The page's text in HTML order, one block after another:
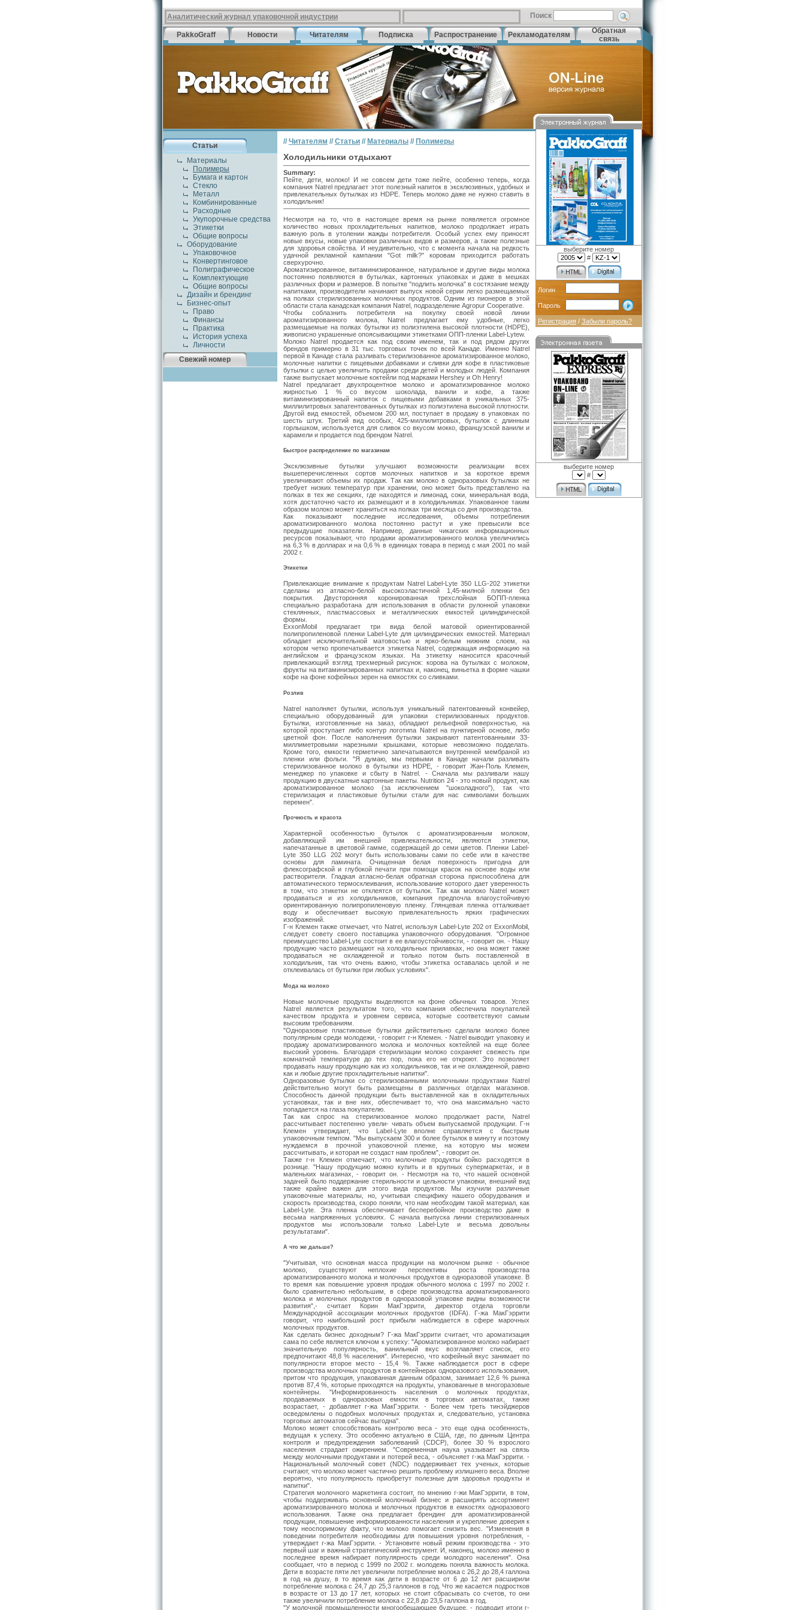
Аналитический журнал упаковочной индустрии Поиск
PakkoGraff Новости Читателям Подписка Распространение Рекламодателям
Обратная
связь
Статьи
Материалы
Полимеры
Бумага и картон
Стекло
Металл
Комбинированные
Расходные
Укупорочные средства
Этикетки
Общие вопросы
Оборудование
Упаковочное
Конвертинговое
Полиграфическое
Комплектующие
Общие вопросы
Дизайн и брендинг
Бизнес-опыт
Право
Финансы
Практика
История успеха
Личности
Свежий номер
// Читателям // Статьи // Материалы // Полимеры
Холодильники отдыхают
Summary:
Пейте, дети, молоко! И не совсем дети тоже пейте, особенно теперь, когда
компания Natrel предлагает этот полезный напиток в эксклюзивных, удобных и
привлекательных бутылках из HDPE. Теперь молоко даже не нужно ставить в
холодильник!
Несмотря на то, что в настоящее время на рынке появляется огромное
количество новых прохладительных напитков, молоко продолжает играть
важную роль в утолении жажды потребителя. Особый успех ему приносят
новые вкусы, новые упаковки различных видов и размеров, а также полезные
для здоровья свойства. И неудивительно, что с момента начала на редкость
удачной рекламной кампании "Got milk?" коровам приходится работать
сверхурочно.
Ароматизированное, витаминизированное, натуральное и другие виды молока
постоянно появляются в бутылках, картонных упаковках и даже в мешках
различных форм и размеров. В попытке "подлить молочка" в состязание между
напитками, производители начинают выпуск новой серии легко размещаемых
на полках стерилизованных молочных продуктов. Одним из пионеров в этой
области стала канадская компания Natrel, подразделение Agropur Cooperative.
Чтобы соблазнить потребителя на покупку своей новой линии
ароматизированного молока, Natrel предлагает ему удобные, легко
размещаемые на полках бутылки из полиэтилена высокой плотности (HDPE),
живописно украшенные опоясывающими этикетками ОПП-пленки Label-Lytew.
Молоко Natrel продается как под своим именем, так и под рядом других
брендов примерно в 31 тыс. торговых точек по всей Канаде. Именно Natrel
первой в Канаде стала разливать стерилизованное ароматизированное молоко,
молочные напитки с пищевыми добавками и сливки для кофе в пластиковые
бутылки с целью увеличить продажи среди детей и молодых людей. Компания
также выпускает молочные коктейли под марками Hershey и Oh Henry!
Natrel предлагает двухпроцентное молоко и ароматизированное молоко
жирностью 1 % со вкусом шоколада, ванили и кофе, а также
витаминизированный напиток с пищевыми добавками в уникальных 375-
миллилитровых запатентованных бутылках из полиэтилена высокой плотности.
Другой вид емкостей, объемом 200 мл, поступает в продажу в упаковках по
шесть штук. Третий вид особых, 425-миллилитровых, бутылок с длинным
горлышком, используется для сливок со вкусом мокко, французской ванили и
карамели и продается под брендом Natrel.
Быстрое распределение по магазинам
Эксклюзивные бутылки улучшают возможности реализации всех
вышеперечисленных сортов молочных напитков и за короткое время
увеличивают объемы их продаж. Так как молоко в одноразовых бутылках не
требует низких температур при хранении, оно может быть представлено на
полках в тех же секциях, где находятся и лимонад, соки, минеральная вода,
хотя достаточно часто их размещают и в холодильниках. Упакованное таким
образом молоко может храниться на полках три месяца со дня производства.
Как показывают последние исследования, объемы потребления
ароматизированного молока постоянно растут и уже превысили все
предыдущие показатели. Например, данные чикагских информационных
ресурсов показывают, что продажи ароматизированного молока увеличились
на 6,3 % в долларах и на 0,6 % в единицах товара в период с мая 2001 по май
2002 г.
Этикетки
Привлекающие внимание к продуктам Natrel Label-Lyte 350 LLG-202 этикетки
сделаны из атласно-белой высокоэластичной 1,45-милной пленки без
покрытия. Двусторонняя коронированная трехслойная БОПП-пленка
специально разработана для использования в области рулонной упаковки
стеклянных, пластмассовых и металлических емкостей цилиндрической
формы.
ExxonMobil предлагает три вида белой матовой ориентированной
полипропиленовой пленки Label-Lyte для цилиндрических емкостей. Материал
обладает исключительной матовостью и ярко-белым нижним слоем, на
котором четко пропечатывается этикетка Natrel, содержащая информацию на
английском и французском языках. На этикетку наносится красочный
привлекающий взгляд трехмерный рисунок: корова на бутылках с молоком,
фрукты на витаминизированных напитках и, наконец, виньетка в форме чашки
кофе на фоне кофейных зерен на емкостях со сливками.
Розлив
Natrel наполняет бутылки, используя уникальный патентованный конвейер,
специально оборудованный для упаковки стерилизованных продуктов.
Бутылки, изготовленные на заказ, обладают рельефной поверхностью, на
которой проступает либо контур логотипа Natrel на пунктирной основе, либо
цветной фон. После наполнения бутылки закрывают патентованными 33-
миллиметровыми нарезными крышками, которые невозможно подделать.
Кроме того, емкости герметично запечатываются внутренней мембраной из
пленки или фольги. "Я думаю, мы первыми в Канаде начали разливать
стерилизованное молоко в бутылки из HDPE, - говорит Жан-Поль Клемен,
менеджер по упаковке и сбыту в Natrel. - Сначала мы разливали нашу
продукцию в двускатные картонные пакеты. Nutrition 24 - это новый продукт, как
ароматизированное молоко (за исключением "шоколадного"), так что
стерилизация и пластиковые бутылки стали для нас символами больших
перемен".
Прочность и красота
Характерной особенностью бутылок с ароматизированным молоком,
добавляющей им внешней привлекательности, являются этикетки,
напечатанные в цветовой гамме, содержащей до семи цветов. Пленки Label-
Lyte 350 LLG 202 могут быть использованы сами по себе или в качестве
основы для ламината. Очищенная белая поверхность пригодна для
флексографской и глубокой печати при помощи красок на основе воды или
растворителя. Гладкая атласно-белая обратная сторона приспособлена для
автоматического термосклеивания, использование которого дает уверенность
в том, что этикетки не отклеятся от бутылок. Так как молоко Natrel может
продаваться и из холодильников, компания предпочла влагоустойчивую
ориентированную полипропиленовую пленку. Глянцевая пленка отталкивает
воду и обеспечивает высокую привлекательность ярких графических
изображений.
Г-н Клемен также отмечает, что Natrel, используя Label-Lyte 202 от ExxonMobil,
следует совету своего поставщика упаковочного оборудования. "Огромное
преимущество Label-Lyte состоит в ее влагоустойчивости, - говорит он. - Нашу
продукцию часто размещают на холодильных прилавках, но она может также
продаваться не охлажденной и только потом быть поставленной в
холодильник, так что очень важно, чтобы этикетка оставалась целой и не
отклеивалась от бутылки при любых условиях".
Мода на молоко
Новые молочные продукты выделяются на фоне обычных товаров. Успех
Natrel является результатом того, что компания обеспечила покупателей
качеством продукта и уровнем сервиса, которые соответствуют самым
высоким требованиям.
"Одноразовые пластиковые бутылки действительно сделали молоко более
популярным среди молодежи, - говорит г-н Клемен. - Natrel выводит упаковку и
продажу ароматизированного молока и молочных коктейлей на еще более
высокий уровень. Благодаря стерилизации молоко сохраняет свежесть при
комнатной температуре до тех пор, пока его не откроют. Это позволяет
продавать нашу продукцию как из холодильников, так и не охлажденной, равно
как и любые другие прохладительные напитки".
Одноразовые бутылки со стерилизованными молочными продуктами Natrel
действительно могут быть размещены в различных отделах магазинов.
Способность данной продукции быть выставленной как в охладительных
установках, так и вне них, обеспечивает то, что она максимально часто
попадается на глаза покупателю.
Так как спрос на стерилизованное молоко продолжает расти, Natrel
рассчитывает постепенно увели- чивать объем выпускаемой продукции. Г-н
Клемен утверждает, что Label-Lyte вполне справляется с быстрым
упаковочным темпом. "Мы выпускаем 300 и более бутылок в минуту и поэтому
нуждаемся в прочной упаковочной пленке, на которую мы можем
рассчитывать, и которая не создаст нам проблем", - говорит он.
Также г-н Клемен отмечает, что молочные продукты бойко расходятся в
рознице. "Нашу продукцию можно купить и в крупных супермаркетах, и в
маленьких магазинах, - говорит он. - Несмотря на то, что нашей основной
задачей было поддержание стерильности и цельности упаковки, внешний вид
также крайне важен для этого вида продуктов. Мы изучили различные
упаковочные материалы, но, учитывая специфику нашего оборудования и
скорость производства, скоро поняли, что нам необходим такой материал, как
Label-Lyte. Эта пленка обеспечивает бесперебойное производство даже в
весьма напряженных условиях. С начала выпуска линии стерилизованных
продуктов мы использовали только Label-Lyte и весьма довольны
результатами".
А что же дальше?
"Учитывая, что основная масса продукции на молочном рынке - обычное
молоко, существуют неплохие перспективы роста производства
ароматизированного молока и молочных продуктов в одноразовой упаковке. В
то время как повышение уровня продаж обычного молока с 1997 по 2002 г.
было сравнительно небольшим, в сфере производства ароматизированного
молока и молочных продуктов в одноразовой упаковке видны возможности
развития",- считает Корин МакГэррити, директор отдела торговли
Международной ассоциации молочных продуктов (IDFA). Г-жа МакГэррити
говорит, что наибольший рост прибыли наблюдается в сфере марочных
молочных продуктов.
Как сделать бизнес доходным? Г-жа МакГэррити считает, что ароматизация
сама по себе является ключом к успеху: "Ароматизированное молоко набирает
значительную популярность, ванильный вкус возглавляет список, его
предпочитают 48,8 % населения". Интересно, что кофейный вкус занимает по
популярности второе место - 15,4 %. Также наблюдается рост в сфере
производства молочных продуктов в контейнерах одноразового использования,
притом что продукция, упакованная данным образом, занимает 12,6 % рынка
против 87,4 %, которые приходятся на продукты, упакованные в многоразовые
контейнеры. "Информированность населения о молочных продуктах,
продаваемых в одноразовых емкостях в торговых автоматах, также
возрастает, - добавляет г-жа МакГэррити. - Более чем треть тинэйджеров
осведомлены о подобных молочных продуктах и, следовательно, установка
торговых автоматов сейчас выгодна".
Молоко может способствовать контролю веса - это еще одна особенность,
ведущая к успеху. Это особенно актуально в США, где, по данным Центра
контроля и предупреждения заболеваний (CDCP), более 30 % взрослого
населения страдает ожирением. "Современная наука указывает на связь
между молочными продуктами и потерей веса, - объясняет г-жа МакГэррити. -
Национальный молочный совет (NDC) поддерживает тех ученых, которые
считают, что молоко может частично решить проблему излишнего веса. Вполне
вероятно, что популярность приобретут полезные для здоровья продукты и
напитки".
Стратегия молочного маркетинга состоит, по мнению г-жи МакГэррити, в том,
чтобы поддерживать основной молочный бизнес и расширять ассортимент
ароматизированного молока и молочных продуктов в емкостях одноразового
использования. Также она предлагает брендинг для ароматизированной
продукции, повышение информированности населения и укрепление доверия к
тому неоспоримому факту, что молоко помогает снизить вес. "Изменения в
поведении потребителя необходимы для повышения уровня потребления, -
утверждает г-жа МакГэррити. - Установите новый режим производства - это
первый шаг и важный стратегический инструмент. И, наконец, молоко именно в
последнее время набирает популярность среди молодого населения". Она
сообщает, что в период с 1999 по 2002 г. молодежь поняла важность молока.
Дети в возрасте пяти лет увеличили потребление молока с 26,2 до 28,4 галлона
в год на душу, в то время как дети в возрасте от 6 до 12 лет расширили
потребление молока с 24,7 до 25,3 галлонов в год. Что же касается подростков
в возрасте от 13 до 17 лет, которых не стоит сбрасывать со счетов, то они
также увеличили потребление молока с 22,8 до 23,5 галлона в год.
"У молочной промышленности многообещающее будущее, - подводит итоги г-
выберите номер
#
Логин
Пароль
Регистрация / Забыли пароль?
выберите номер
#